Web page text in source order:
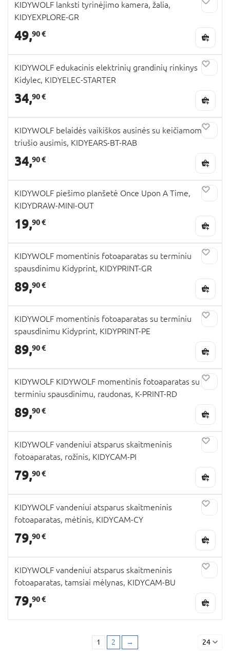
KIDYWOLF lanksti tyrinėjimo kamera, žalia,
KIDYEXPLORE-GR
49,90 €
KIDYWOLF edukacinis elektrinių grandinių rinkinys
Kidylec, KIDYELEC-STARTER
34,90 €
KIDYWOLF belaidės vaikiškos ausinės su keičiamomis
triušio ausimis, KIDYEARS-BT-RAB
34,90 €
KIDYWOLF piešimo planšetė Once Upon A Time,
KIDYDRAW-MINI-OUT
19,90 €
KIDYWOLF momentinis fotoaparatas su terminiu
spausdinimu Kidyprint, KIDYPRINT-GR
89,90 €
KIDYWOLF momentinis fotoaparatas su terminiu
spausdinimu Kidyprint, KIDYPRINT-PE
89,90 €
KIDYWOLF KIDYWOLF momentinis fotoaparatas su
terminiu spausdinimu, raudonas, K-PRINT-RD
89,90 €
KIDYWOLF vandeniui atsparus skaitmeninis
fotoaparatas, rožinis, KIDYCAM-PI
79,90 €
KIDYWOLF vandeniui atsparus skaitmeninis
fotoaparatas, mėtinis, KIDYCAM-CY
79,90 €
KIDYWOLF vandeniui atsparus skaitmeninis
fotoaparatas, tamsiai mėlynas, KIDYCAM-BU
79,90 €
1 2 → 24